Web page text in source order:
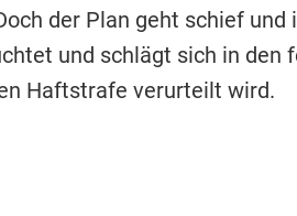
der Plan geht schief
und schlägt sich in
Haftstrafe verurteilt wird.